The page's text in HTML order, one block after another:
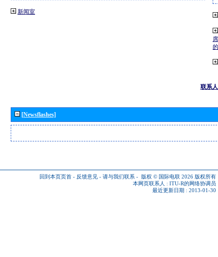
新闻室
联系人
[Newsflashes]
回到本页页首 - 反馈意见 - 请与我们联系 - 版权 © 国际电联 2026 版权所有
本网页联系人 : ITU-R的网络协调员
最近更新日期 : 2013-01-30